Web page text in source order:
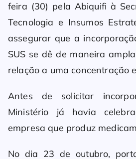
feira (30) pela Abiquifi à
Tecnologia e Insumos
assegurar que a
SUS se dê de maneira
relação a uma concentração
Antes de solicitar
Ministério já havia
empresa que produz
No dia 23 de outubro,